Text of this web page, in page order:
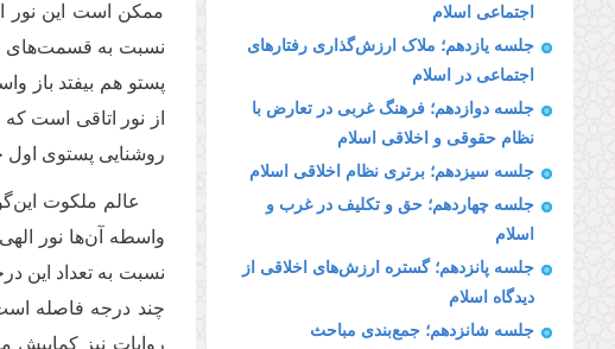
اجتماعی اسلام
جلسه یازدهم؛ ملاک ارزش‌گذاری رفتارهای
اجتماعی در اسلام
جلسه دوازدهم؛ فرهنگ غربی در تعارض با
نظام حقوقی و اخلاقی اسلام
جلسه سیزدهم؛ برتری نظام اخلاقی اسلام
جلسه چهاردهم؛ حق و تکلیف در غرب و
اسلام
جلسه پانزدهم؛ گستره ارزش‌های اخلاقی از
دیدگاه اسلام
جلسه شانزدهم؛ جمع‌بندی مباحث
ممکن است این نور
نسبت به قسمت‌های
پستو هم بیفتد باز
از نور اتاقی است
روشنایی پستوی اول
عالم ملکوت
واسطه آن‌ها نور
نسبت به تعداد این
چند درجه فاصله
روایات نیز کمابیش